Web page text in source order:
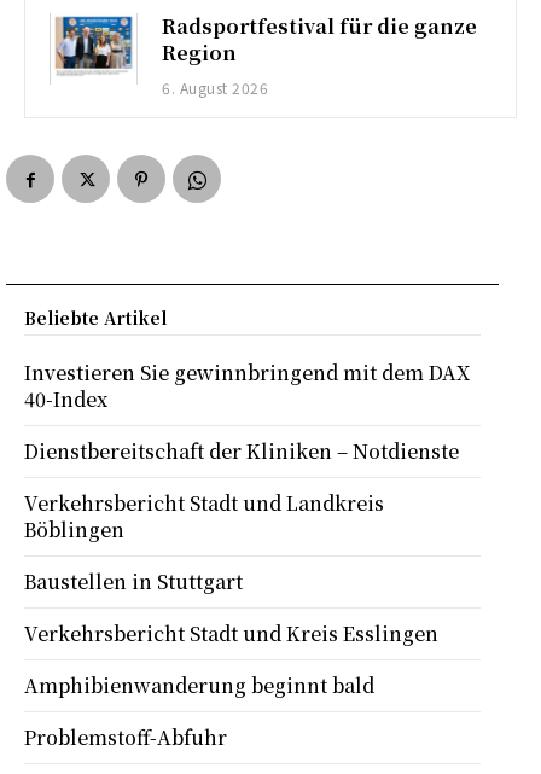
Radsportfestival für die ganze
Region
6. August 2026
Beliebte Artikel
Investieren Sie gewinnbringend mit dem DAX
40-Index
Dienstbereitschaft der Kliniken – Notdienste
Verkehrsbericht Stadt und Landkreis
Böblingen
Baustellen in Stuttgart
Verkehrsbericht Stadt und Kreis Esslingen
Amphibienwanderung beginnt bald
Problemstoff-Abfuhr